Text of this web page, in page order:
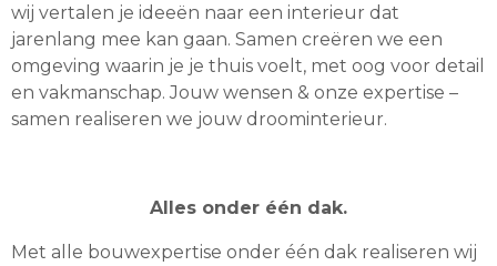
wij vertalen je ideeën naar een interieur dat
jarenlang mee kan gaan. Samen creëren we een
omgeving waarin je je thuis voelt, met oog voor detail
en vakmanschap. Jouw wensen & onze expertise –
samen realiseren we jouw droominterieur.
Alles onder één dak.
Met alle bouwexpertise onder één dak realiseren wij